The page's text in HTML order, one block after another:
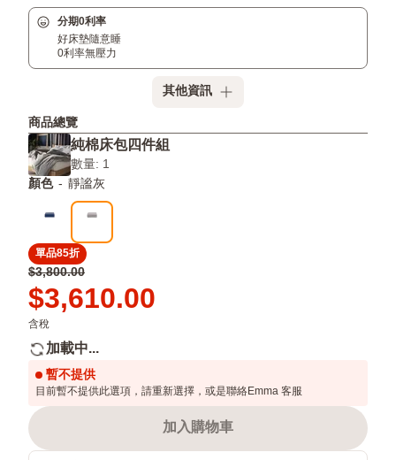
純
棉，
来
舒
適
睡
眠
兩
種
尚
静
謐
灰、
藏
青
3:
200
織
越
洗
越
柔
軟，
分期0利率
好床墊隨意睡
0利率無壓力
其他資訊
商品總覽
純棉床包四件組
數量: 1
顏色 - 靜謐灰
單品85折
原
價
$3,800.00
$3,800.00
Price
$3,610.00
$3,610.00
含稅
加載中...
暫不提供
目前暫不提供此選項，請重新選擇，或是聯絡Emma 客服
加入購物車